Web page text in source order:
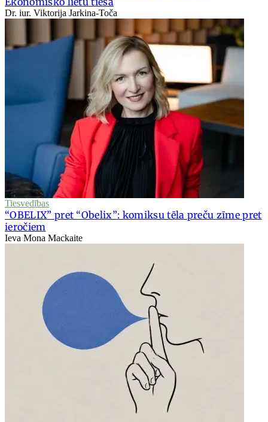
Dr. iur. Viktorija Jarkina-Toča
Tiesvedības
“OBELIX” pret “Obelix”: komiksu tēla preču zīme pret
ieročiem
Ieva Mona Mackaite